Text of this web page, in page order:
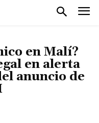
en Malí?
en alerta
anuncio de